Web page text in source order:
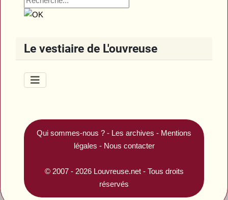
Le vestiaire de L'ouvreuse
Qui sommes-nous ? - Les archives - Mentions
légales - Nous contacter
© 2007 - 2026 Louvreuse.net- Tous droits
réservés